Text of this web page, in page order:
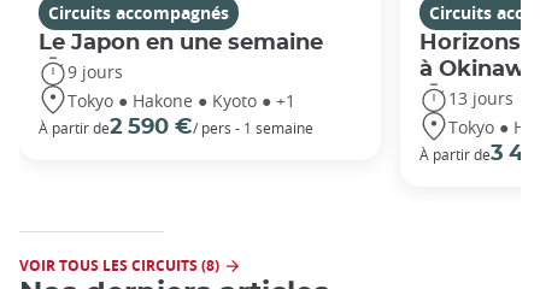
Circuits accompagnés
Le Japon en une semaine
9 jours
Tokyo ● Hakone ● Kyoto ● +1
À partir de2 590 €/ pers - 1 semaine
Circuits
Horizons
à Okinawa
13 jours
Tokyo ●
À partir de3
VOIR TOUS LES CIRCUITS (8)